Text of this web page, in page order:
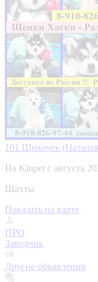
101 Щеночек
На Kinpet c августа
Шахты
Показать на карте
ПРО
Заводчик
Другие объявления